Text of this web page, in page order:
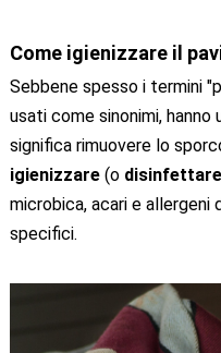
Come igienizzare il
Sebbene spesso i termini
usati come sinonimi, hanno
significa rimuovere lo
igienizzare(o disinfettare
microbica, acari e allergeni
specifici.